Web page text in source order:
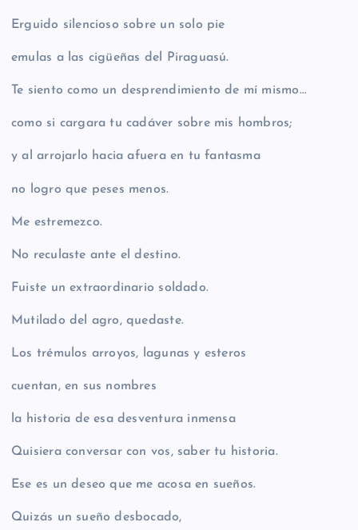
Erguido silencioso sobre un solo pie
emulas a las cigüeñas del Piraguasú.
Te siento como un desprendimiento de mí mismo…
como si cargara tu cadáver sobre mis hombros;
y al arrojarlo hacia afuera en tu fantasma
no logro que peses menos.
Me estremezco.
No reculaste ante el destino.
Fuiste un extraordinario soldado.
Mutilado del agro, quedaste.
Los trémulos arroyos, lagunas y esteros
cuentan, en sus nombres
la historia de esa desventura inmensa
Quisiera conversar con vos, saber tu historia.
Ese es un deseo que me acosa en sueños.
Quizás un sueño desbocado,